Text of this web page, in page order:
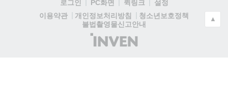
로그인 PC화면 퀵링크
설정
이용약관
개인정보처리방침
청소년보호정책
불법촬영물신고안내
(주)
인
▲